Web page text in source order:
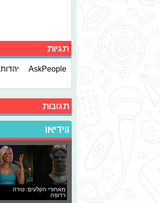
תגיות
AskPeople יהדות
תגובות
ווידיאו
מאחורי הקלעים: טירה
רדופה